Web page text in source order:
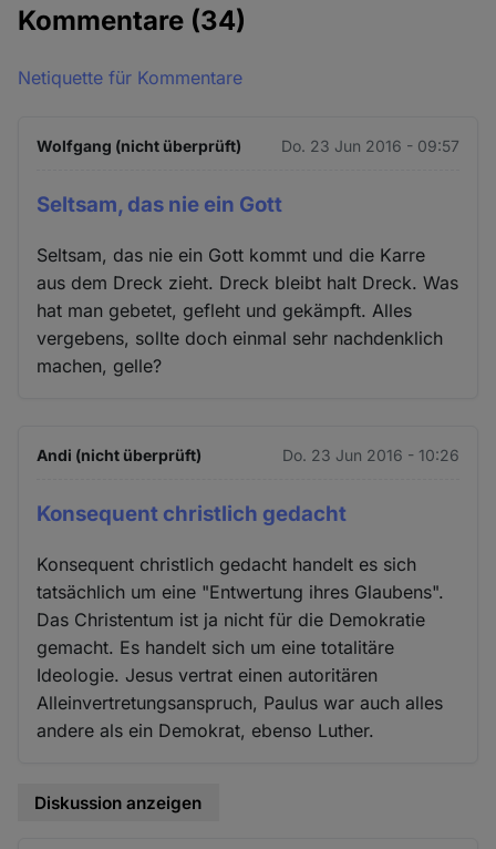
Kommentare (34)
Netiquette für Kommentare
Wolfgang (nicht überprüft) Do. 23 Jun 2016 - 09:57
Seltsam, das nie ein Gott
Seltsam, das nie ein Gott kommt und die Karre
aus dem Dreck zieht. Dreck bleibt halt Dreck. Was
hat man gebetet, gefleht und gekämpft. Alles
vergebens, sollte doch einmal sehr nachdenklich
machen, gelle?
Andi (nicht überprüft) Do. 23 Jun 2016 - 10:26
Konsequent christlich gedacht
Konsequent christlich gedacht handelt es sich
tatsächlich um eine "Entwertung ihres Glaubens".
Das Christentum ist ja nicht für die Demokratie
gemacht. Es handelt sich um eine totalitäre
Ideologie. Jesus vertrat einen autoritären
Alleinvertretungsanspruch, Paulus war auch alles
andere als ein Demokrat, ebenso Luther.
Diskussion anzeigen